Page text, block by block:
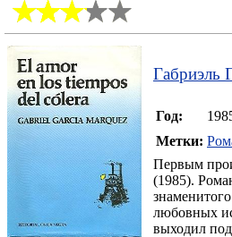
Габриэль
Год:
Метки:
Первым
(1985).
любовных
выходил